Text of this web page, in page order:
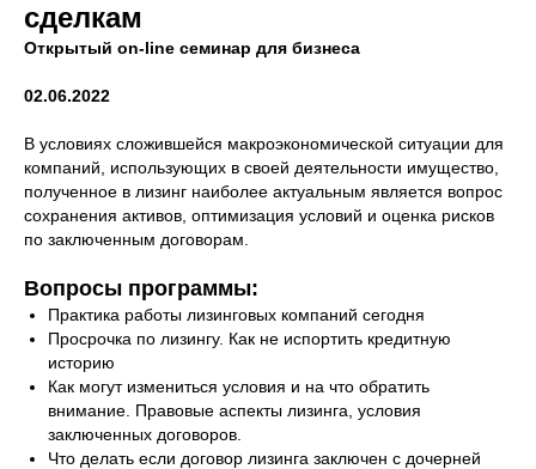
сделкам
Открытый on-line семинар для бизнеса
02.06.2022
В условиях сложившейся макроэкономической ситуации для
компаний, использующих в своей деятельности имущество,
полученное в лизинг наиболее актуальным является вопрос
сохранения активов, оптимизация условий и оценка рисков
по заключенным договорам.
Вопросы программы:
Практика работы лизинговых компаний сегодня
Просрочка по лизингу. Как не испортить кредитную
историю
Как могут измениться условия и на что обратить
внимание. Правовые аспекты лизинга, условия
заключенных договоров.
Что делать если договор лизинга заключен с дочерней